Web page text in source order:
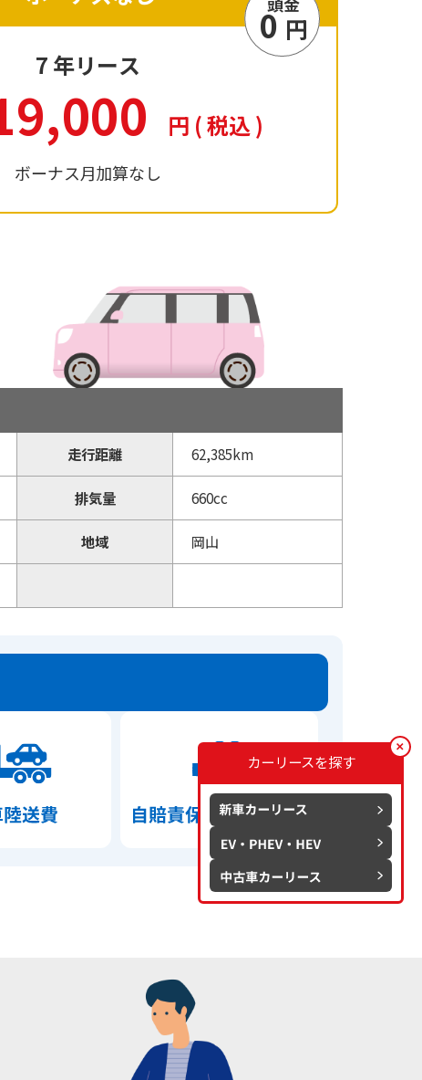
ボーナス月加算なし
円 (税込)
7年リース
0 円
走行距離 62,385km
排気量 660cc
地域 岡山
カーリースを探す